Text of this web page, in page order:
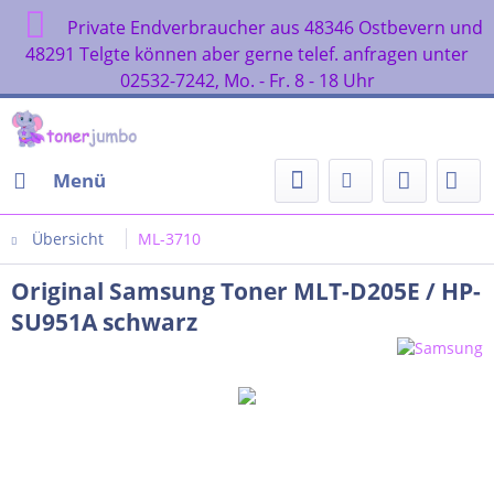
Private Endverbraucher aus 48346 Ostbevern und
48291 Telgte können aber gerne telef. anfragen unter
02532-7242, Mo. - Fr. 8 - 18 Uhr
Menü
Übersicht ML-3710
Original Samsung Toner MLT-D205E / HP-
SU951A schwarz